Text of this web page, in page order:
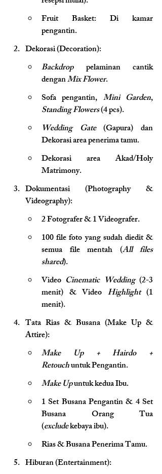
Fruit Basket: Di kamar
pengantin.
Dekorasi (Decoration):
Backdrop pelaminan cantik
dengan Mix Flower.
Sofa pengantin, Mini Garden
Standing Flowers (4 pcs).
Wedding Gate (Gapura) dan
Dekorasi area penerima tamu.
Dekorasi area Akad/Holy
Matrimony.
Dokumentasi (Photography &
Videography):
2 Fotografer & 1 Videografer.
100 file foto yang sudah diedit &
semua file mentah (All files
shared).
Video Cinematic Wedding (2-3
menit) & Video Highlight (1
menit).
Tata Rias & Busana (Make Up &
Attire):
Make Up + Hairdo +
Retouch untuk Pengantin.
Make Up untuk kedua Ibu.
1 Set Busana Pengantin & 4 Set
Busana Orang Tua
(exclude kebaya ibu).
Rias & Busana Penerima Tamu.
Hiburan (Entertainment):